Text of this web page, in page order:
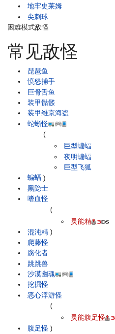
地牢史莱姆
尖刺球
困难模式敌怪
常见敌怪
琵琶鱼
愤怒捕手
巨骨舌鱼
装甲骷髅
装甲维京海盗
蛇蜥怪
蝙蝠
(
巨型蝙蝠
夜明蝙蝠
巨型飞狐
)
黑隐士
嗜血怪
混沌精
(
灵能精
)
爬藤怪
腐化者
跳跳兽
沙漠幽魂
挖掘怪
恶心浮游怪
腹足怪
(
灵能腹足怪
)